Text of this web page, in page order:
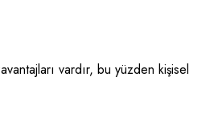
vardır, bu yüzden kişisel